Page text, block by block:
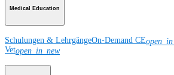
Medical Education
Schulungen & LehrgängeOn-Demand CE
Vetopen_in_new